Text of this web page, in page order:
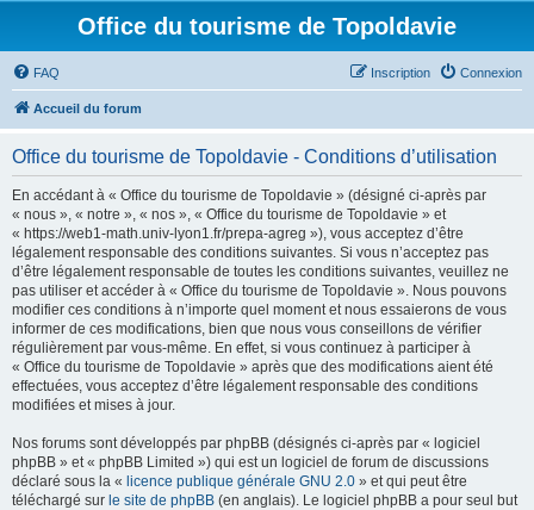
Office du tourisme de Topoldavie
FAQ Connexion
Inscription
Accueil du forum
Office du tourisme de Topoldavie - Conditions d’utilisation
En accédant à « Office du tourisme de Topoldavie » (désigné ci-après par
« nous », « notre », « nos », « Office du tourisme de Topoldavie » et
« https://web1-math.univ-lyon1.fr/prepa-agreg »), vous acceptez d’être
légalement responsable des conditions suivantes. Si vous n’acceptez pas
d’être légalement responsable de toutes les conditions suivantes, veuillez ne
pas utiliser et accéder à « Office du tourisme de Topoldavie ». Nous pouvons
modifier ces conditions à n’importe quel moment et nous essaierons de vous
informer de ces modifications, bien que nous vous conseillons de vérifier
régulièrement par vous-même. En effet, si vous continuez à participer à
« Office du tourisme de Topoldavie » après que des modifications aient été
effectuées, vous acceptez d’être légalement responsable des conditions
modifiées et mises à jour.
Nos forums sont développés par phpBB (désignés ci-après par « logiciel
phpBB » et « phpBB Limited ») qui est un logiciel de forum de discussions
déclaré sous la « licence publique générale GNU 2.0 » et qui peut être
téléchargé sur le site de phpBB (en anglais). Le logiciel phpBB a pour seul but